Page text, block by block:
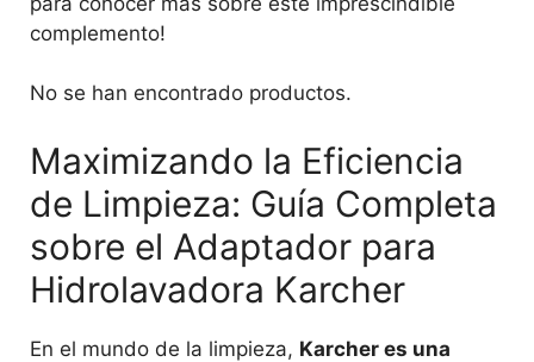
complemento!
No se han encontrado productos.
Maximizando la Eficiencia
de Limpieza: Guía Completa
sobre el Adaptador para
Hidrolavadora Karcher
En el mundo de la limpieza, Karcher es una